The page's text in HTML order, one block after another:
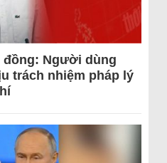
đồng: Người dùng
trách nhiệm pháp lý